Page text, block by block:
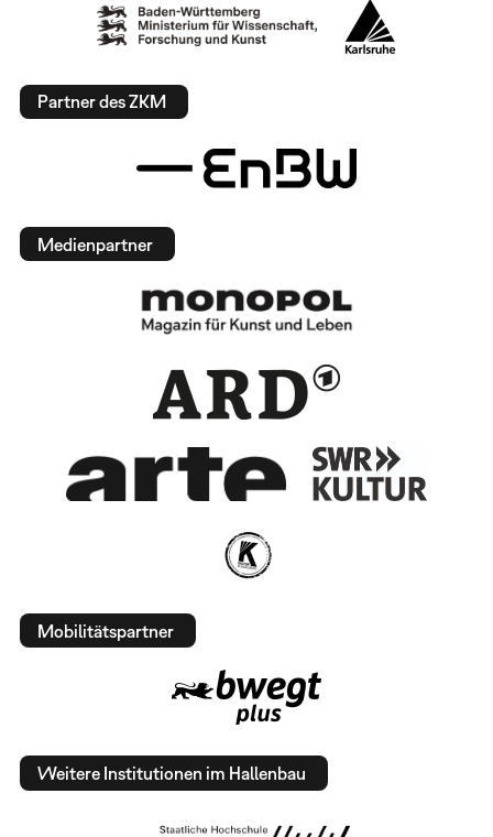
Partner des ZKM
Medienpartner
Mobilitätspartner
Weitere Institutionen im Hallenbau